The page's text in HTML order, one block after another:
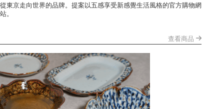
從東京走向世界的品牌。提案以五感享受新感覺生活風格的官方購物網
站。
查看商品